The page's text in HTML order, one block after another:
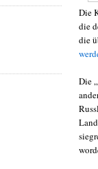
Die
die
die
Die